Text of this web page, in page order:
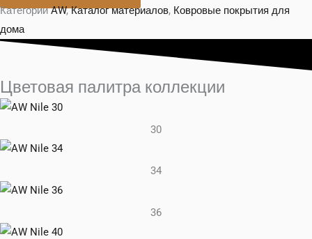
Категории AW,Каталог материалов, Ковровые покрытия для
дома
Цветовая палитра коллекции
30
34
36